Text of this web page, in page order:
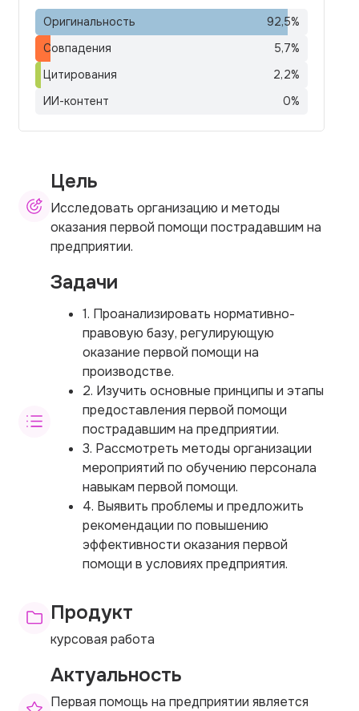
Оригинальность 92,5%
Совпадения
5,7%
Цитирования
2,2%
ИИ-контент
0%
Цель
Исследовать организацию и методы
оказания первой помощи пострадавшим на
предприятии.
Задачи
1. Проанализировать нормативно-
правовую базу, регулирующую
оказание первой помощи на
производстве.
2. Изучить основные принципы и этапы
предоставления первой помощи
пострадавшим на предприятии.
3. Рассмотреть методы организации
мероприятий по обучению персонала
навыкам первой помощи.
4. Выявить проблемы и предложить
рекомендации по повышению
эффективности оказания первой
помощи в условиях предприятия.
Продукт
курсовая работа
Актуальность
Первая помощь на предприятии является